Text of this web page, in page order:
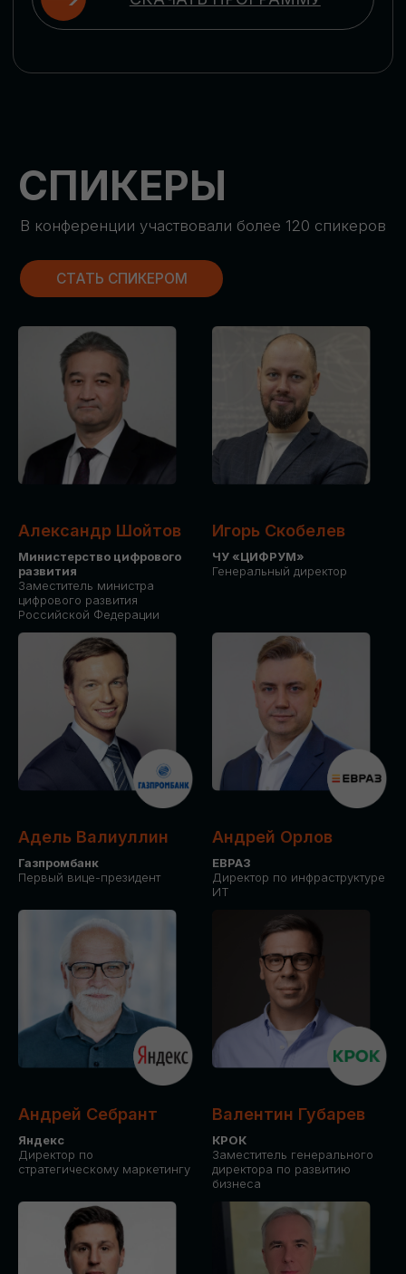
Александр Шойтов
Министерство цифрового
развития
Заместитель министра
цифрового развития
Российской Федерации
Игорь Скобелев
ЧУ «ЦИФРУМ»
Генеральный директор
Адель Валиуллин
Газпромбанк
Первый вице-президент
Андрей Орлов
ЕВРАЗ
Директор по инфраструктуре
ИТ
Андрей Себрант
Яндекс
Директор по
стратегическому маркетингу
Валентин Губарев
КРОК
Заместитель генерального
директора по развитию
бизнеса